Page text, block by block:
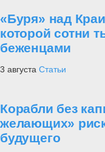
«Буря» над
которой сотни
беженцами
3 августа Статьи
Корабли без
желающих»
будущего